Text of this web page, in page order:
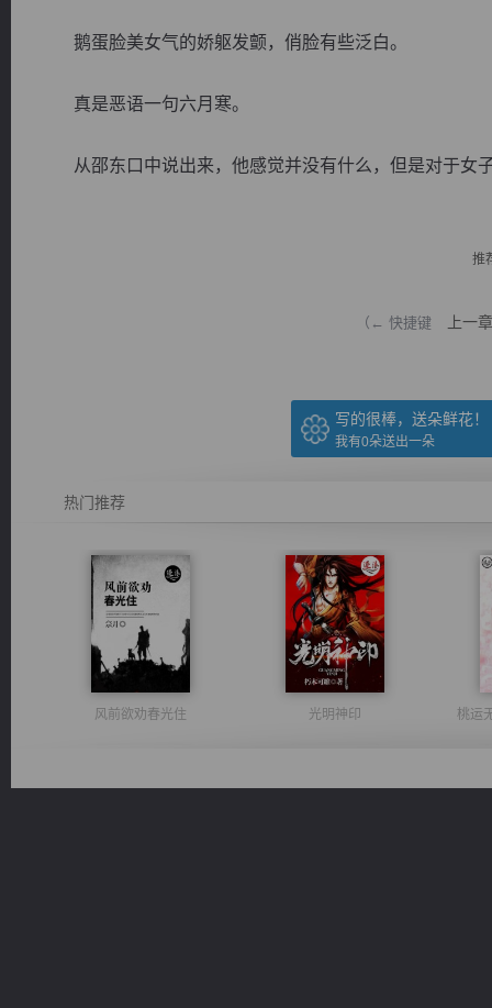
鹅蛋脸美女气的娇躯发颤，俏脸有些泛白。
真是恶语一句六月寒。
从邵东口中说出来，他感觉并没有什么，但是对于女
推
（← 快捷键 上一章
写的很棒，送朵鲜花！
我有0朵送出一朵
热门推荐
风前欲劝春光住 光明神印 桃运